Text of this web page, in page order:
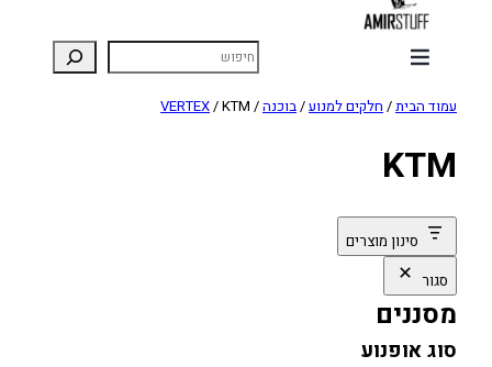
עמוד הבית/ חלקים למנוע/בוכנה/
VERTEX/ KTM
KTM
סינון מוצרים
סגור
מסננים
סוג אופנוע